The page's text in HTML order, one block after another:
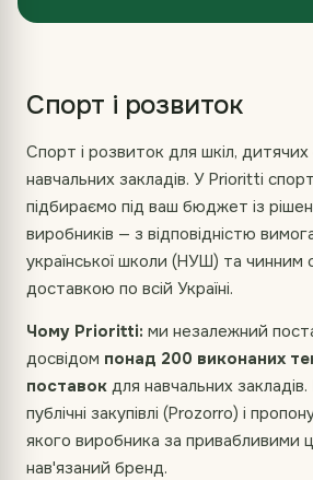
Спорт і розвиток
Спорт і розвиток для шкіл, дитячих
навчальних закладів. У Prioritti
підбираємо під ваш бюджет із
виробників — з відповідністю
української школи (НУШ) та чинним
доставкою по всій Україні.
Чому Prioritti: ми незалежний
досвідом понад 200 виконаних
поставок для навчальних
публічні закупівлі (Prozorro) і
якого виробника за привабливими
нав'язаний бренд.